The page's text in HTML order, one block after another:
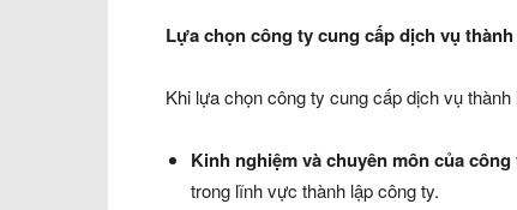
Lựa chọn công ty cung cấp dịch vụ
Khi lựa chọn công ty cung cấp dịch vụ
Kinh nghiệm và chuyên môn của công
trong lĩnh vực thành lập công ty.